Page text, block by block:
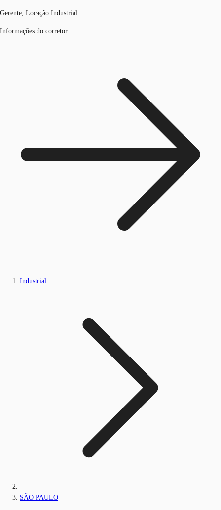
Gerente, Locação Industrial
Informações do corretor
Industrial
SÃO PAULO